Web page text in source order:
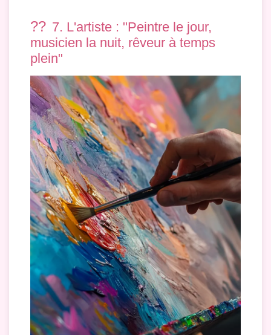
?? 7. L'artiste : "Peintre le jour,
musicien la nuit, rêveur à temps
plein"